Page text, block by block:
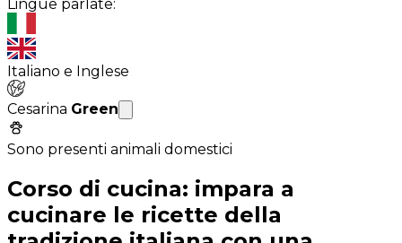
Lingue parlate:
Italiano e Inglese
Cesarina Green
Sono presenti animali domestici
Corso di cucina: impara a
cucinare le ricette della